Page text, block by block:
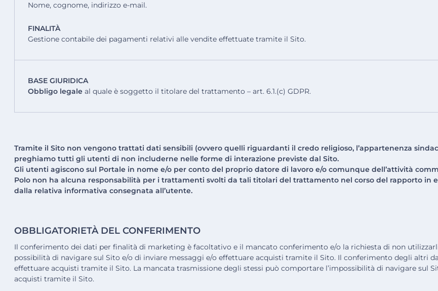
Nome, cognome, indirizzo e-mail.
FINALITÀ
Gestione contabile dei pagamenti relativi alle vendite effettuate tramite il Sito.
BASE GIURIDICA
Obbligo legale al quale è soggetto il titolare del trattamento – art. 6.1.(c) GDPR.
Tramite il Sito non vengono trattati dati sensibili (ovvero quelli riguardanti il credo religioso, l’appartenenza
preghiamo tutti gli utenti di non includerne nelle forme di interazione previste dal Sito.
Gli utenti agiscono sul Portale in nome e/o per conto del proprio datore di lavoro e/o comunque dell’attività
Polo non ha alcuna responsabilità per i trattamenti svolti da tali titolari del trattamento nel corso del rapporto in
dalla relativa informativa consegnata all’utente.
OBBLIGATORIETÀ DEL CONFERIMENTO
Il conferimento dei dati per finalità di marketing è facoltativo e il mancato conferimento e/o la richiesta di non
possibilità di navigare sul Sito e/o di inviare messaggi e/o effettuare acquisti tramite il Sito. Il conferimento degli altri
effettuare acquisti tramite il Sito. La mancata trasmissione degli stessi può comportare l’impossibilità di navigare sul
acquisti tramite il Sito.